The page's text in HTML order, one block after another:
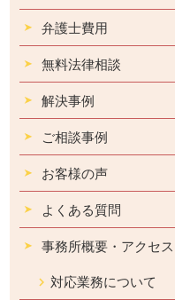
弁護士費用
無料法律相談
解決事例
ご相談事例
お客様の声
よくある質問
事務所概要・アクセス
対応業務について